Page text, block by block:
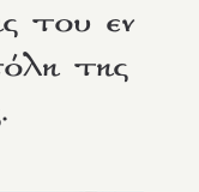
του εν
της